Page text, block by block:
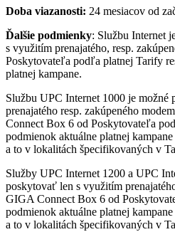
Doba viazanosti: 24 mesiacov od
Ďalšie podmienky: Službu Internet
s využitím prenajatého, resp.
Poskytovateľa podľa platnej Tarify
platnej kampane.
Službu UPC Internet 1000 je
prenajatého resp. zakúpeného
Connect Box 6 od Poskytovateľa
podmienok aktuálne platnej
a to v lokalitách špecifikovaných v
Služby UPC Internet 1200 a UPC
poskytovať len s využitím
GIGA Connect Box 6 od
podmienok aktuálne platnej
a to v lokalitách špecifikovaných v